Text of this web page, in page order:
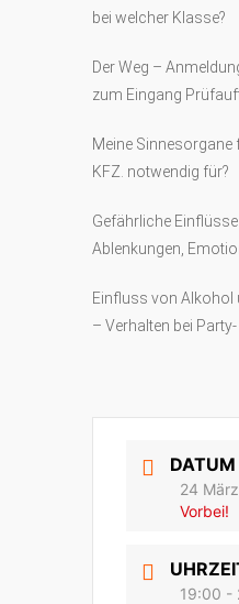
bei welcher Klasse?
Der Weg –
zum Eingang
Meine Sinnesorgane
KFZ. notwendig für?
Gefährliche
Ablenkungen,
Einfluss von Alkohol
– Verhalten bei
DATUM
24
Vorbei!
19:00 -